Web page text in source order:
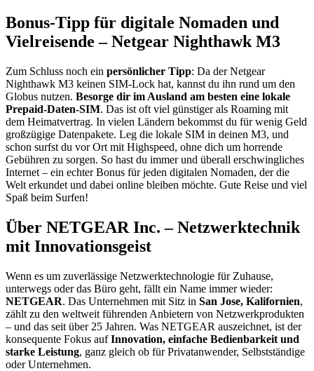
Bonus-Tipp für digitale Nomaden und
Vielreisende – Netgear Nighthawk M3
Zum Schluss noch ein persönlicher Tipp: Da der Netgear
Nighthawk M3 keinen SIM-Lock hat, kannst du ihn rund um den
Globus nutzen. Besorge dir im Ausland am besten eine lokale
Prepaid-Daten-SIM. Das ist oft viel günstiger als Roaming mit
dem Heimatvertrag. In vielen Ländern bekommst du für wenig Geld
großzügige Datenpakete. Leg die lokale SIM in deinen M3, und
schon surfst du vor Ort mit Highspeed, ohne dich um horrende
Gebühren zu sorgen. So hast du immer und überall erschwingliches
Internet – ein echter Bonus für jeden digitalen Nomaden, der die
Welt erkundet und dabei online bleiben möchte. Gute Reise und viel
Spaß beim Surfen!
Über NETGEAR Inc. – Netzwerktechnik
mit Innovationsgeist
Wenn es um zuverlässige Netzwerktechnologie für Zuhause,
unterwegs oder das Büro geht, fällt ein Name immer wieder:
NETGEAR. Das Unternehmen mit Sitz in San Jose, Kalifornien,
zählt zu den weltweit führenden Anbietern von Netzwerkprodukten
– und das seit über 25 Jahren. Was NETGEAR auszeichnet, ist der
konsequente Fokus aufInnovation, einfache Bedienbarkeit und
starke Leistung, ganz gleich ob für Privatanwender, Selbstständige
oder Unternehmen.